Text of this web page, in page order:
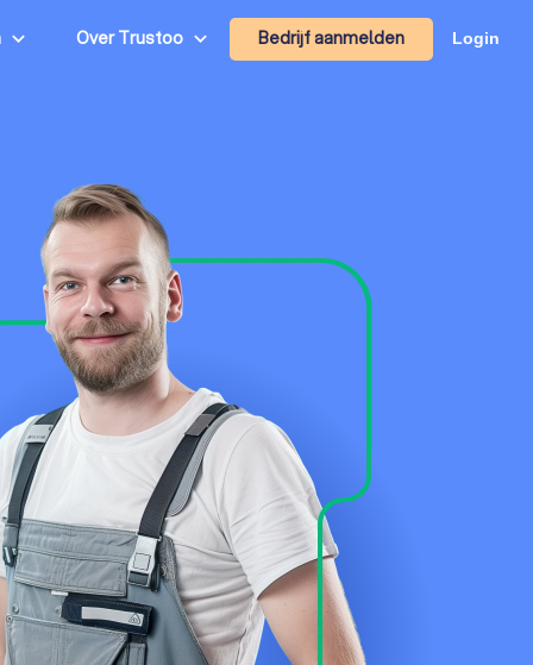
Over Trustoo Bedrijf aanmelden Login